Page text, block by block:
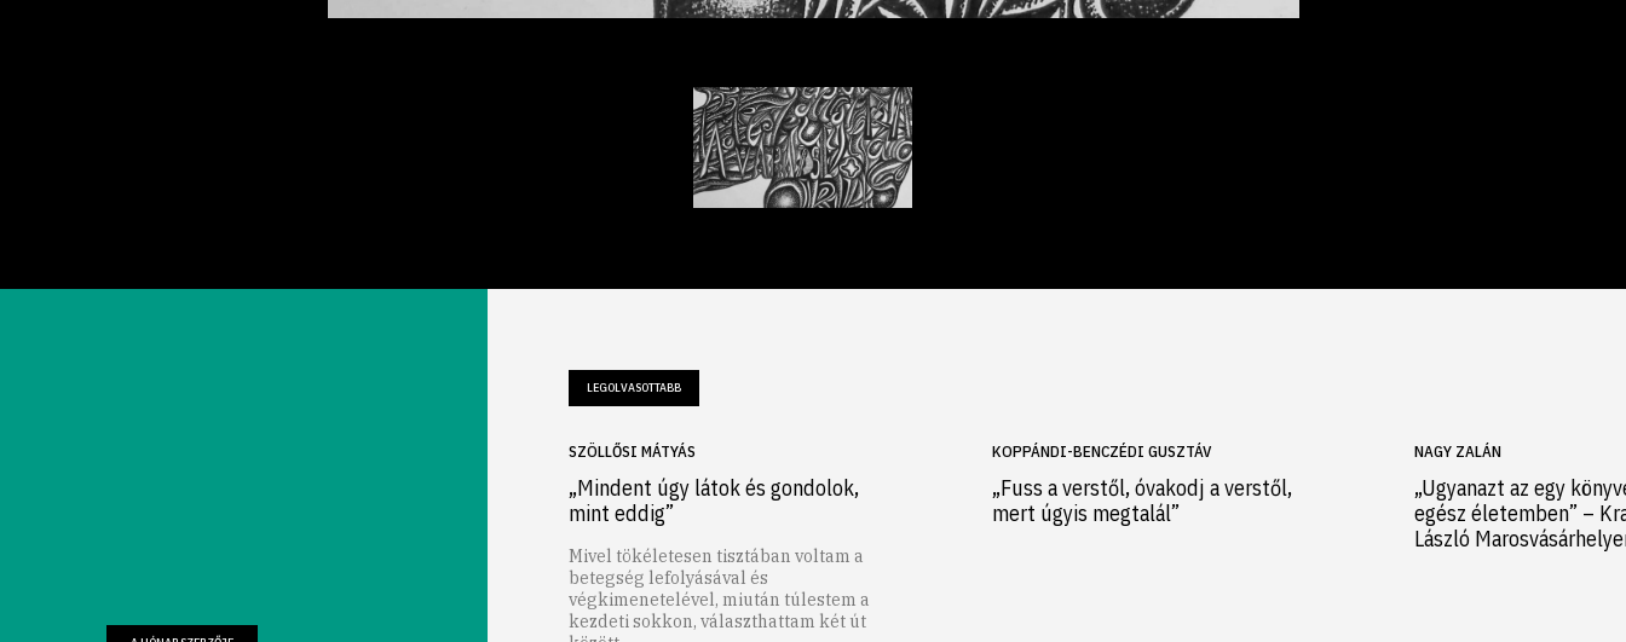
LEGOLVASOTTABB
SZÖLLŐSI MÁTYÁS
„Mindent úgy látok és gondolok,
mint eddig”
Mivel tökéletesen tisztában voltam a
betegség lefolyásával és
végkimenetelével, miután túlestem a
kezdeti sokkon, választhattam két út
KOPPÁNDI-BENCZÉDI GUSZTÁV
„Fuss a verstől, óvakodj a verstől,
mert úgyis megtalál”
NAGY ZALÁN
„Ugyanazt az egy
egész életemben” –
László